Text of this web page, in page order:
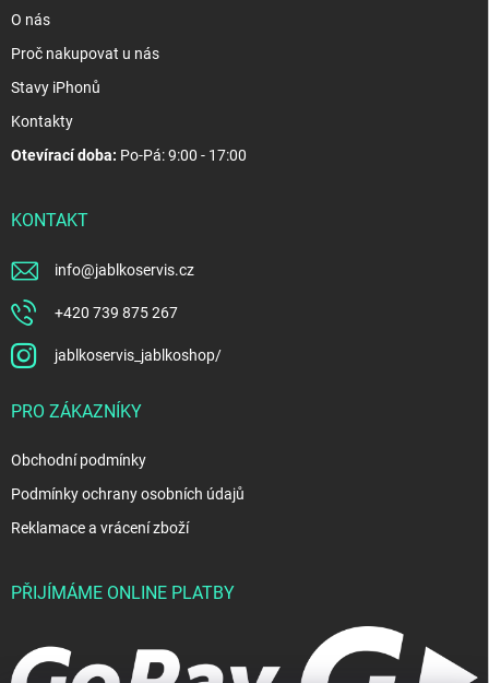
O nás
Proč nakupovat u nás
Stavy iPhonů
Kontakty
Otevírací doba: Po-Pá: 9:00 - 17:00
KONTAKT
info@jablkoservis.cz
+420 739 875 267
jablkoservis_jablkoshop/
PRO ZÁKAZNÍKY
Obchodní podmínky
Podmínky ochrany osobních údajů
Reklamace a vrácení zboží
PŘIJÍMÁME ONLINE PLATBY